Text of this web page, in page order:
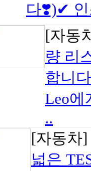
다❣️)✔ 인
[자동
량 리
합니
Leo
..
[자동차]
넓은